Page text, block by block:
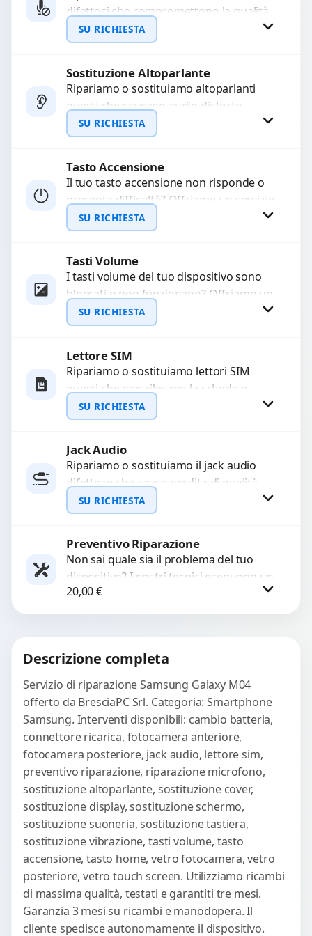
WhatsApp
difettosi che compromettono la qualità
audio delle registrazioni o delle
chiamate. Diagnosi accurata e ricambi
SU RICHIESTA
Richiedi Preventivo
WhatsApp
Sostituzione Altoparlante
Ripariamo o sostituiamo altoparlanti
guasti che causano audio distorto,
basso o assente. Utilizziamo ricambi di
alta qualità garantiti per 3...
SU RICHIESTA
Richiedi Preventivo
WhatsApp
Tasto Accensione
Il tuo tasto accensione non risponde o
presenta difficoltà? Offriamo un servizio
professionale di riparazione o
sostituzione utilizzando componenti di...
SU RICHIESTA
Richiedi Preventivo
WhatsApp
Tasti Volume
I tasti volume del tuo dispositivo sono
bloccati o non funzionano? Offriamo un
servizio di riparazione o sostituzione
con ricambi...
SU RICHIESTA
Richiedi Preventivo
WhatsApp
Lettore SIM
Ripariamo o sostituiamo lettori SIM
guasti che non rilevano la scheda o
interrompono il segnale. Utilizziamo
ricambi testati e garantiti...
SU RICHIESTA
Richiedi Preventivo
WhatsApp
Jack Audio
Ripariamo o sostituiamo il jack audio
difettoso che causa perdita di qualità
sonora o impossibilità di collegare cuffie
e accessori....
SU RICHIESTA
Richiedi Preventivo
WhatsApp
Preventivo Riparazione
Non sai quale sia il problema del tuo
dispositivo? I nostri tecnici eseguono un
check-up completo con strumenti
avanzati per...
20,00€
Descrizione completa
Servizio di riparazione Samsung Galaxy M04
offerto da BresciaPC Srl. Categoria: Smartphone
Samsung. Interventi disponibili: cambio batteria,
connettore ricarica, fotocamera anteriore,
fotocamera posteriore, jack audio, lettore sim,
preventivo riparazione, riparazione microfono,
sostituzione altoparlante, sostituzione cover,
sostituzione display, sostituzione schermo,
sostituzione suoneria, sostituzione tastiera,
sostituzione vibrazione, tasti volume, tasto
accensione, tasto home, vetro fotocamera, vetro
posteriore, vetro touch screen. Utilizziamo ricambi
di massima qualità, testati e garantiti tre mesi.
Garanzia 3 mesi su ricambi e manodopera. Il
cliente spedisce autonomamente il dispositivo.